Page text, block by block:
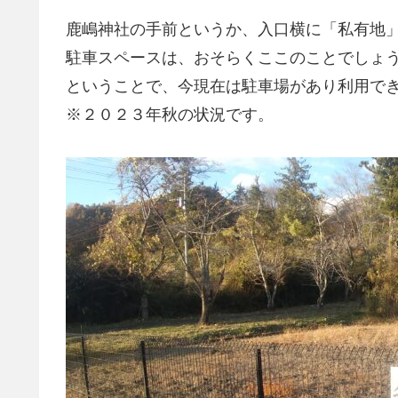
鹿嶋神社の手前というか、入口横に「私有地
駐車スペースは、おそらくここのことでしょ
ということで、今現在は駐車場があり利用で
※２０２３年秋の状況です。